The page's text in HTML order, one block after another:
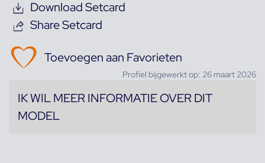
Download Setcard
Share Setcard
Toevoegen aan Favorieten
Profiel bijgewerkt op: 26 maart 2026
IK WIL MEER INFORMATIE OVER DIT
MODEL